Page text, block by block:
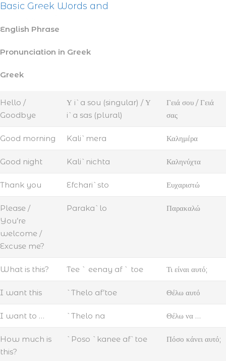
Basic Greek Words and
English Phrase
Pronunciation in Greek
Greek
Hello /
Goodbye
Υ i`a sou (singular) / Υ
i`a sas (plural)
Γειά σου / Γειά
σας
Good morning Kali`mera Καλημέρα
Good night Kali`nichta Καληνύχτα
Thank you Efchari`sto Ευχαριστώ
Please /
You’re
welcome /
Excuse me?
Paraka`lo Παρακαλώ
What is this? Tee ` eenay af ` toe Τι είναι αυτό;
I want this `Thelo af’toe Θέλω αυτό
I want to … `Thelo na Θέλω να …
How much is
this?
`Poso `kanee af`toe Πόσο κάνει αυτό;